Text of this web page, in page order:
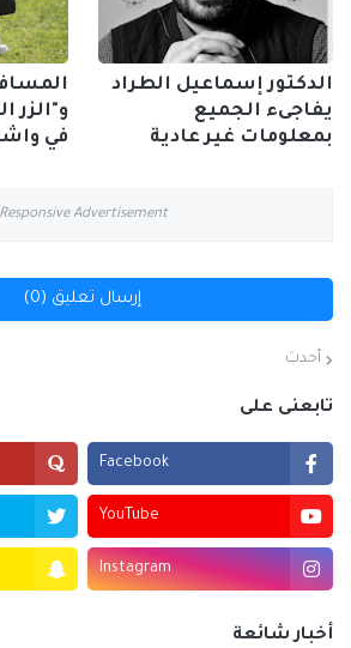
الدكتور إسماعيل الطراد
يفاجىء الجميع
بمعلومات غير عادية
و"الزر
في
Responsive Advertisement
إرسال تعليق (0)
أحدث
تابعنى على
Facebook
YouTube
Instagram
أخبار شائعة